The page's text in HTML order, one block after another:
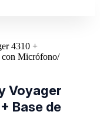
Voyager
Base de